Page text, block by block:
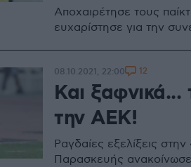
Αποχαιρέτησε τους
ευχαρίστησε για την
Και ξαφνικά...
την ΑΕΚ!
Ραγδαίες εξελίξεις
Παρασκευής
08.10.2021, 22:00 12